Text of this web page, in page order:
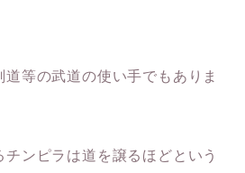
道等の武道の使い手でもありま
ンピラは道を譲るほどという